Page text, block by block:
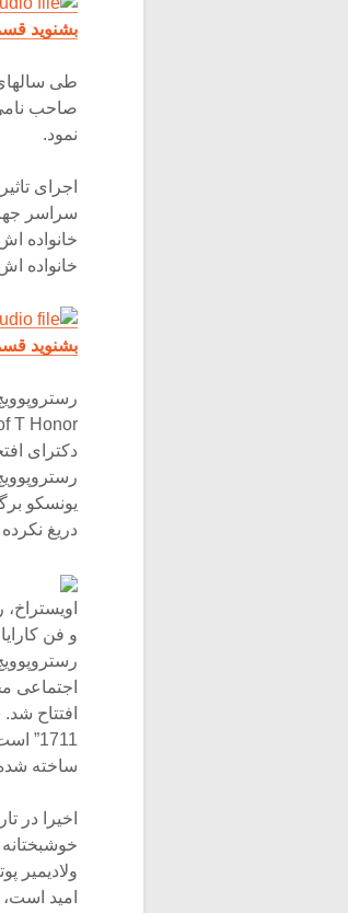
بشنوید قسمتی از
نمود.
اجرای
خانواده
خانواده
بشنوید
دکترای
یونسکو
دریغ
اویستراخ،
و فن
ساخته
ولادیمیر
امید